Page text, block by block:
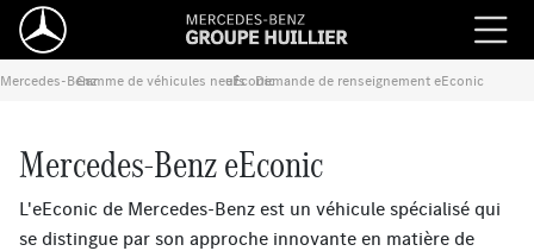
Mercedes-Benz
›
Gamme de véhicules neufs
›
eEconic
›
Demande de renseignement eEconic
Mercedes-Benz eEconic
L'eEconic de Mercedes-Benz est un véhicule spécialisé qui
se distingue par son approche innovante en matière de